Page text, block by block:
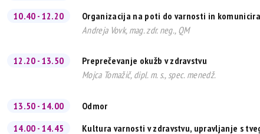
10.40 - 12.20
Organizacija na poti do varnosti in
Andreja Vovk, mag. zdr. neg., QM
12.20 - 13.50
Preprečevanje okužb v zdravstvu
Mojca Tomažič, dipl. m. s., spec. menedž.
13.50 - 14.00
Odmor
14.00 - 14.45
Kultura varnosti v zdravstvu, upravljanje s